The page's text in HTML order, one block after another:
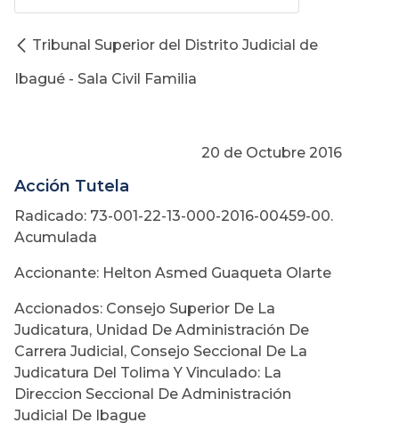
Tribunal Superior del Distrito Judicial de
Ibagué - Sala Civil Familia
20 de Octubre 2016
Acción Tutela
Radicado: 73-001-22-13-000-2016-00459-00.
Acumulada
Accionante: Helton Asmed Guaqueta Olarte
Accionados: Consejo Superior De La
Judicatura, Unidad De Administración De
Carrera Judicial, Consejo Seccional De La
Judicatura Del Tolima Y Vinculado: La
Direccion Seccional De Administración
Judicial De Ibague